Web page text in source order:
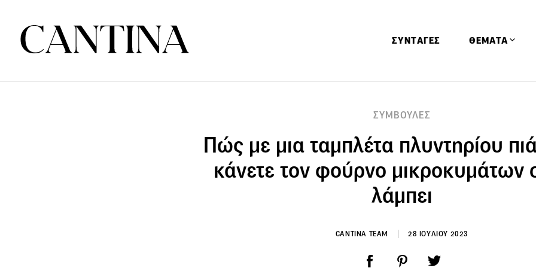
ΣΥΝΤΑΓΕΣ ΘΕΜΑΤΑ
Ειδήσεις
Έρευνες
ΣΥΜΒΟΥΛΕΣ
Πώς με μια ταμπλέτα πλυντηρίου
κάνετε τον φούρνο μικροκυμάτων
λάμπει
CANTINA TEAM 28 ΙΟΥΛΙΟΥ 2023